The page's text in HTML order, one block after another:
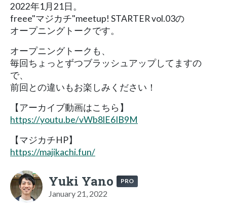
2022年1月21日。
freee"マジカチ"meetup! STARTER vol.03の
オープニングトークです。
オープニングトークも、
毎回ちょっとずつブラッシュアップしてますの
で、
前回との違いもお楽しみください！
【アーカイブ動画はこちら】
https://youtu.be/vWb8lE6IB9M
【マジカチHP】
https://majikachi.fun/
Yuki Yano PRO
January 21, 2022